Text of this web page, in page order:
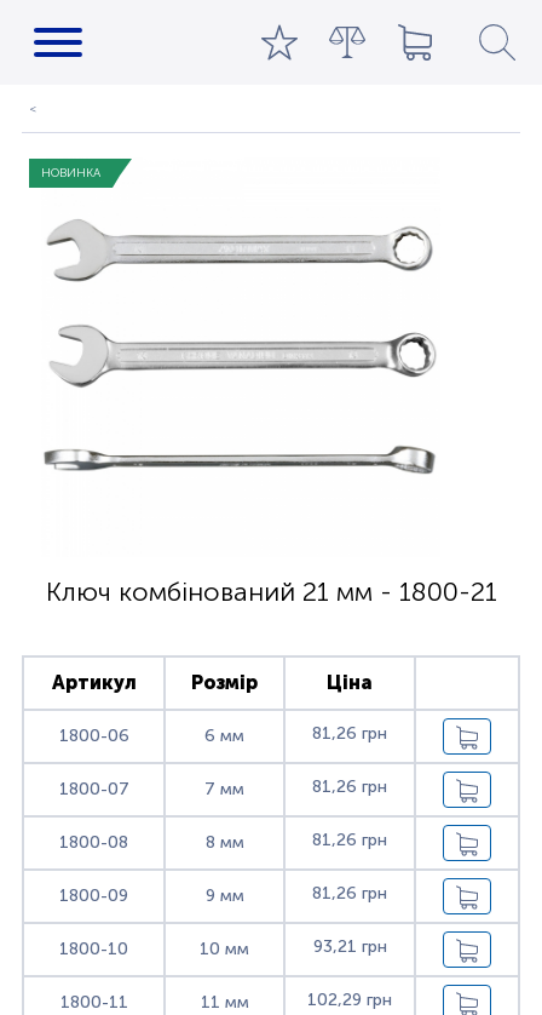
НОВИНКА
Ключ комбінований 21 мм - 1800-21
Артикул Розмір Ціна
1800-06 6 мм 81,26 грн
1800-07 7 мм 81,26 грн
1800-08 8 мм 81,26 грн
1800-09 9 мм 81,26 грн
1800-10 10 мм 93,21 грн
1800-11 11 мм 102,29 грн